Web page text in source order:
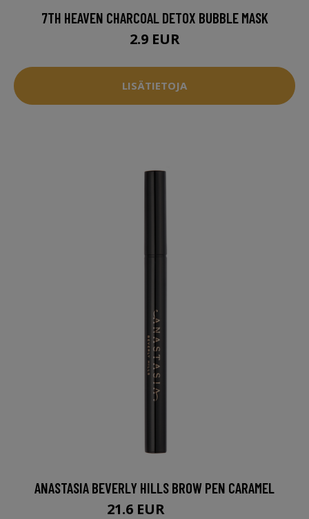
7TH HEAVEN CHARCOAL DETOX BUBBLE MASK
2.9 EUR
LISÄTIETOJA
ANASTASIA BEVERLY HILLS BROW PEN CARAMEL
21.6 EUR